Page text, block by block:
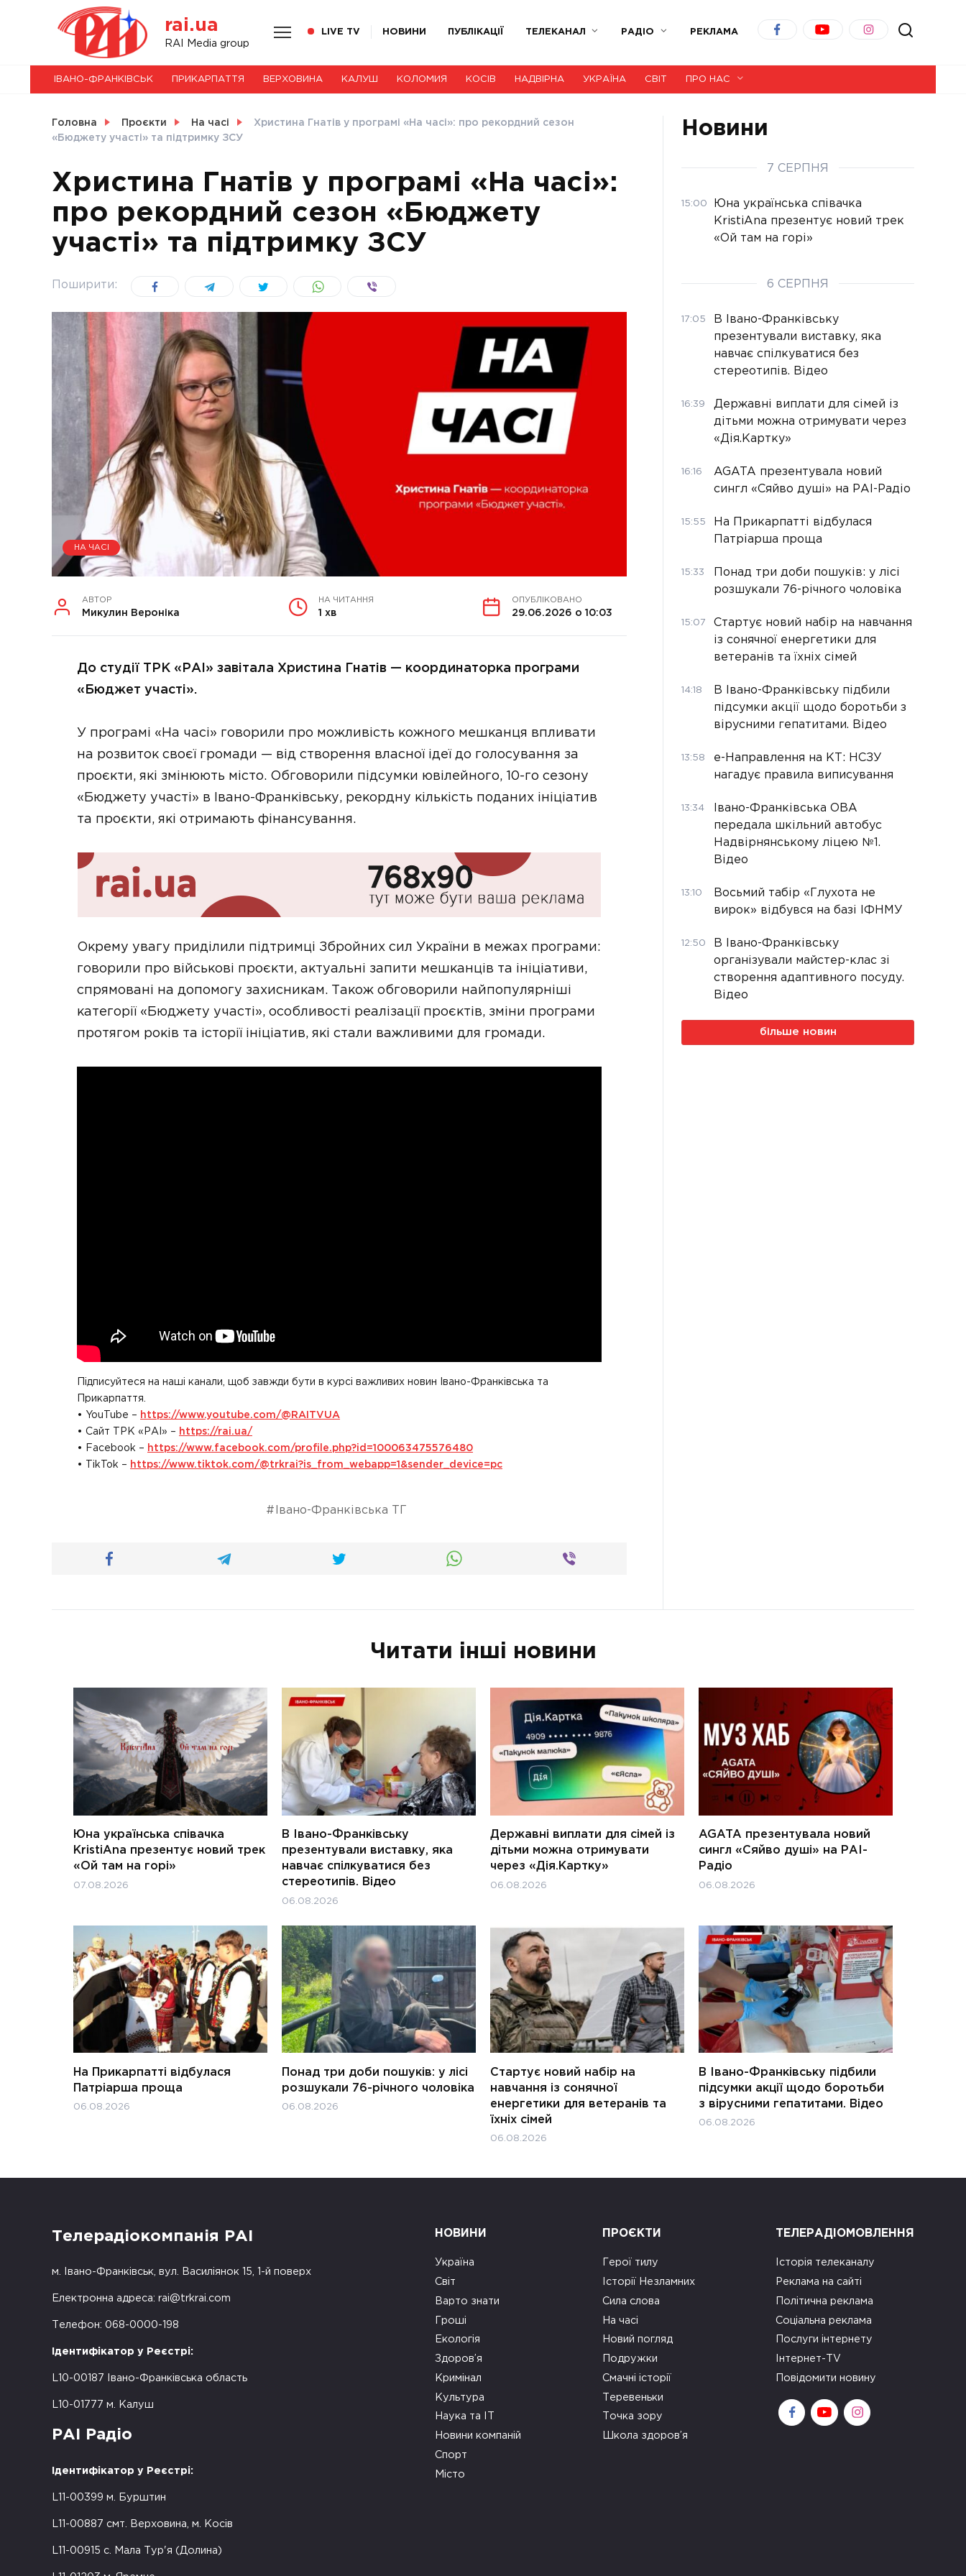
rai.ua
RAI Media group
LIVE TV НОВИНИ ПУБЛІКАЦІЇ ТЕЛЕКАНАЛ РАДІО РЕКЛАМА
НОВИНИ
СВІТ
УКРАЇНА
ІВАНО-ФРАНКІВСЬК ПРИКАРПАТТЯ ВЕРХОВИНА КАЛУШ КОЛОМИЯ КОСІВ НАДВІРНА УКРАЇНА СВІТ ПРО НАС
Головна Проєкти На часі
Христина Гнатів у програмі «На часі»: про рекордний сезон
«Бюджету участі» та підтримку ЗСУ
Христина Гнатів у програмі «На часі»:
про рекордний сезон «Бюджету
участі» та підтримку ЗСУ
Поширити:
НА ЧАСІ
АВТОР
Микулин Вероніка
НА ЧИТАННЯ
1 хв
ОПУБЛІКОВАНО
29.06.2026 о 10:03
До студії ТРК «РАІ» завітала Христина Гнатів — координаторка програми
«Бюджет участі».
У програмі «На часі» говорили про можливість кожного мешканця впливати
на розвиток своєї громади — від створення власної ідеї до голосування за
проєкти, які змінюють місто. Обговорили підсумки ювілейного, 10-го сезону
«Бюджету участі» в Івано-Франківську, рекордну кількість поданих ініціатив
та проєкти, які отримають фінансування.
Окрему увагу приділили підтримці Збройних сил України в межах програми:
говорили про військові проєкти, актуальні запити мешканців та ініціативи,
спрямовані на допомогу захисникам. Також обговорили найпопулярніші
категорії «Бюджету участі», особливості реалізації проєктів, зміни програми
протягом років та історії ініціатив, які стали важливими для громади.
Підписуйтеся на наші канали, щоб завжди бути в курсі важливих новин Івано-Франківська та
Прикарпаття.
• YouTube – https://www.youtube.com/@RAITVUA
• Сайт ТРК «РАІ» – https://rai.ua/
• Facebook – https://www.facebook.com/profile.php?id=100063475576480
• TikTok – https://www.tiktok.com/@trkrai?is_from_webapp=1&sender_device=pc
Івано-Франківська ТГ
Новини
7 СЕРПНЯ
15:00
Юна українська співачка
KristiAna презентує новий трек
«Ой там на горі»
6 СЕРПНЯ
17:05
В Івано-Франківську
презентували виставку, яка
навчає спілкуватися без
стереотипів. Відео
16:39
Державні виплати для сімей із
дітьми можна отримувати через
«Дія.Картку»
16:16
AGATA презентувала новий
сингл «Сяйво душі» на РАІ-Радіо
15:55
На Прикарпатті відбулася
Патріарша проща
15:33
Понад три доби пошуків: у лісі
розшукали 76-річного чоловіка
15:07
Стартує новий набір на навчання
із сонячної енергетики для
ветеранів та їхніх сімей
14:18
В Івано-Франківську підбили
підсумки акції щодо боротьби з
вірусними гепатитами. Відео
13:58
е-Направлення на КТ: НСЗУ
нагадує правила виписування
13:34
Івано-Франківська ОВА
передала шкільний автобус
Надвірнянському ліцею №1.
Відео
13:10
Восьмий табір «Глухота не
вирок» відбувся на базі ІФНМУ
12:50
В Івано-Франківську
організували майстер-клас зі
створення адаптивного посуду.
Відео
більше новин
Читати інші новини
Юна українська співачка
KristiAna презентує новий трек
«Ой там на горі»
07.08.2026
В Івано-Франківську
презентували виставку, яка
навчає спілкуватися без
стереотипів. Відео
06.08.2026
Державні виплати для сімей із
дітьми можна отримувати
через «Дія.Картку»
06.08.2026
AGATA презентувала новий
сингл «Сяйво душі» на РАІ-
Радіо
06.08.2026
На Прикарпатті відбулася
Патріарша проща
06.08.2026
Понад три доби пошуків: у лісі
розшукали 76-річного чоловіка
06.08.2026
Стартує новий набір на
навчання із сонячної
енергетики для ветеранів та
їхніх сімей
06.08.2026
В Івано-Франківську підбили
підсумки акції щодо боротьби
з вірусними гепатитами. Відео
06.08.2026
Телерадіокомпанія РАІ
м. Івано-Франківськ, вул. Василіянок 15, 1-й поверх
Електронна адреса: rai@trkrai.com
Телефон: 068-0000-198
Ідентифікатор у Реєстрі:
L10-00187 Івано-Франківська область
L10-01777 м. Калуш
РАІ Радіо
Ідентифікатор у Реєстрі:
L11-00399 м. Бурштин
L11-00887 смт. Верховина, м. Косів
L11-00915 с. Мала Тур'я (Долина)
НОВИНИ
Україна
Світ
Варто знати
Гроші
Екологія
Здоров’я
Кримінал
Культура
Наука та ІТ
Новини компаній
Спорт
Місто
ПРОЄКТИ
Герої тилу
Історії Незламних
Сила слова
На часі
Новий погляд
Подружки
Смачні історії
Теревеньки
Точка зору
Школа здоров’я
ТЕЛЕРАДІОМОВЛЕННЯ
Історія телеканалу
Реклама на сайті
Політична реклама
Соціальна реклама
Послуги інтернету
Інтернет-TV
Повідомити новину